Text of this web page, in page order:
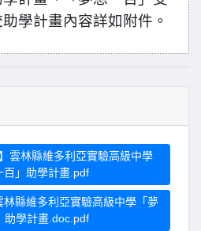
學計畫內容詳如附件。
雲林縣維多利亞實驗高級中學
百」助學計畫.pdf
林縣維多利亞實驗高級中學「夢
助學計畫.doc.pdf